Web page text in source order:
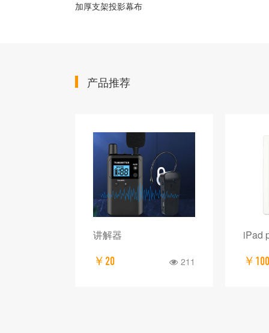
加厚支架投影幕布
产品推荐
讲解器
￥20 211
iPad
￥100